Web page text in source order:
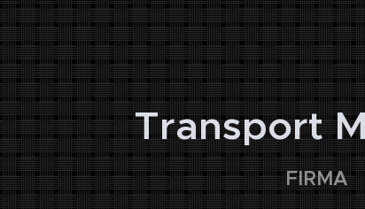
🏢
Transport
FIRMA